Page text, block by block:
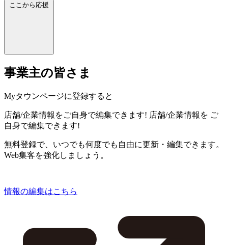
ここから応援
事業主の皆さま
Myタウンページに登録すると
店舗/企業情報をご自身で編集できます! 店舗/企業情報を ご
自身で編集できます!
無料登録で、いつでも何度でも自由に更新・編集できます。
Web集客を強化しましょう。
情報の編集はこちら